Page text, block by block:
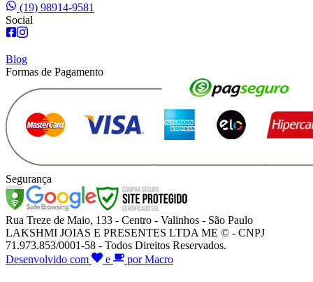
(19) 98914-9581
Social
Blog
Formas de Pagamento
Segurança
Rua Treze de Maio, 133 - Centro - Valinhos - São Paulo
LAKSHMI JOIAS E PRESENTES LTDA ME © - CNPJ
71.973.853/0001-58 - Todos Direitos Reservados.
Desenvolvido com
e por Macro